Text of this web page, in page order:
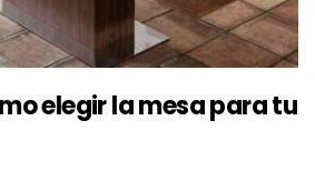
elegir la mesa para tu